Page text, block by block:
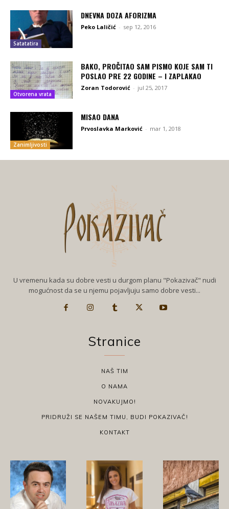
Satatatira
DNEVNA DOZA AFORIZMA
Peko Laličić - sep 12, 2016
Otvorena vrata
BAKO, PROČITAO SAM PISMO KOJE SAM TI
POSLAO PRE 22 GODINE – I ZAPLAKAO
Zoran Todorović - jul 25, 2017
Zanimljivosti
MISAO DANA
Prvoslavka Marković - mar 1, 2018
U vremenu kada su dobre vesti u durgom planu "Pokazivač" nudi
mogućnost da se u njemu pojavljuju samo dobre vesti...
Stranice
NAŠ TIM
O NAMA
NOVAKUJMO!
PRIDRUŽI SE NAŠEM TIMU, BUDI POKAZIVAČ!
KONTAKT